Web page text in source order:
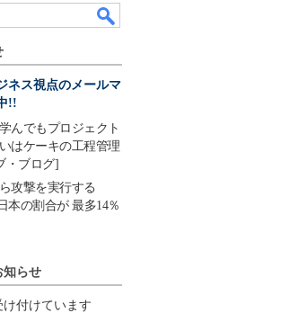
ネス視点のメールマ
!!
んでもプロジェクト
はケーキの工程管理
・ブログ]
攻撃を実行する
本の割合が 最多14％
知らせ
付けています